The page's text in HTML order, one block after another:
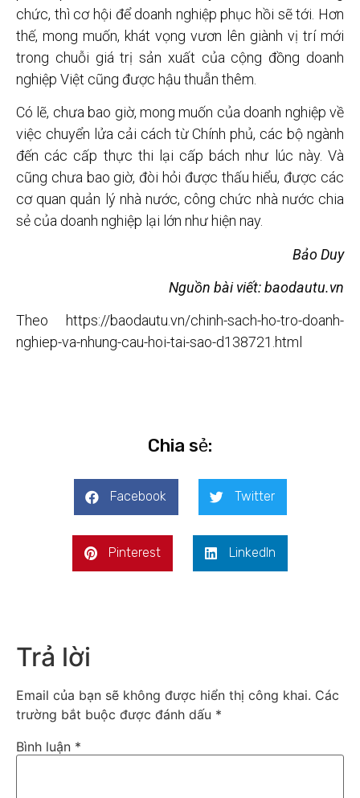
chức, thì cơ hội để doanh nghiệp phục hồi sẽ tới. Hơn
thế, mong muốn, khát vọng vươn lên giành vị trí mới
trong chuỗi giá trị sản xuất của cộng đồng doanh
nghiệp Việt cũng được hậu thuẫn thêm.
Có lẽ, chưa bao giờ, mong muốn của doanh nghiệp về
việc chuyển lửa cải cách từ Chính phủ, các bộ ngành
đến các cấp thực thi lại cấp bách như lúc này. Và
cũng chưa bao giờ, đòi hỏi được thấu hiểu, được các
cơ quan quản lý nhà nước, công chức nhà nước chia
sẻ của doanh nghiệp lại lớn như hiện nay.
Bảo Duy
Nguồn bài viết: baodautu.vn
Theo https://baodautu.vn/chinh-sach-ho-tro-doanh-
nghiep-va-nhung-cau-hoi-tai-sao-d138721.html
Chia sẻ:
Facebook Twitter
Pinterest LinkedIn
Trả lời
Email của bạn sẽ không được hiển thị công khai. Các
trường bắt buộc được đánh dấu *
Bình luận *